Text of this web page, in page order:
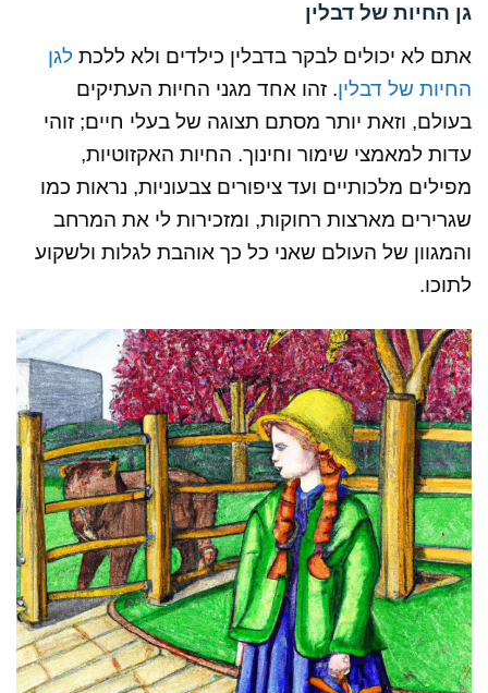
גן החיות של דבלין
אתם לא יכולים לבקר בדבלין כילדים ולא ללכת לגן
החיות של דבלין. זהו אחד מגני החיות העתיקים
בעולם, וזאת יותר מסתם תצוגה של בעלי חיים; זוהי
עדות למאמצי שימור וחינוך. החיות האקזוטיות,
מפילים מלכותיים ועד ציפורים צבעוניות, נראות כמו
שגרירים מארצות רחוקות, ומזכירות לי את המרחב
והמגוון של העולם שאני כל כך אוהבת לגלות ולשקוע
לתוכו.